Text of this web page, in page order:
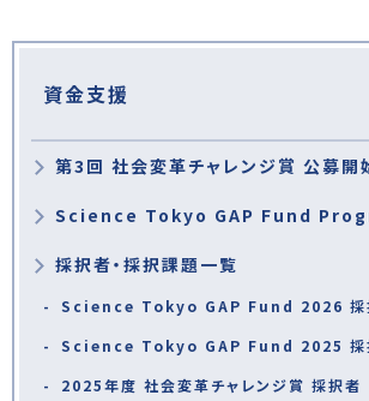
資金支援
第3回 社会変革チャレンジ賞 公募開
Science Tokyo GAP Fund
採択者・採択課題一覧
Science Tokyo GAP Fund 2026 採
Science Tokyo GAP Fund 2025 採
2025年度 社会変革チャレンジ賞 採択者